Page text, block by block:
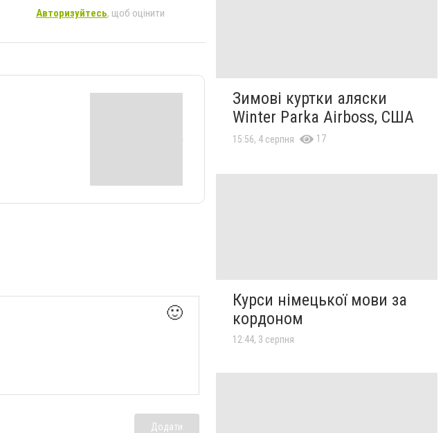
Авторизуйтесь, щоб оцінити
🙂
Додати
Зимові куртки аляски
Winter Parka Airboss, США
15:56, 4 серпня 17
Курси німецької мови за
кордоном
12:44, 3 серпня